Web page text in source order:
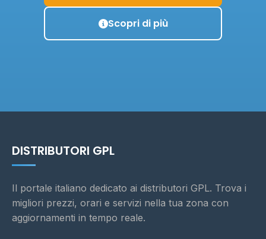
Scopri di più
DISTRIBUTORI GPL
Il portale italiano dedicato ai distributori GPL. Trova i
migliori prezzi, orari e servizi nella tua zona con
aggiornamenti in tempo reale.